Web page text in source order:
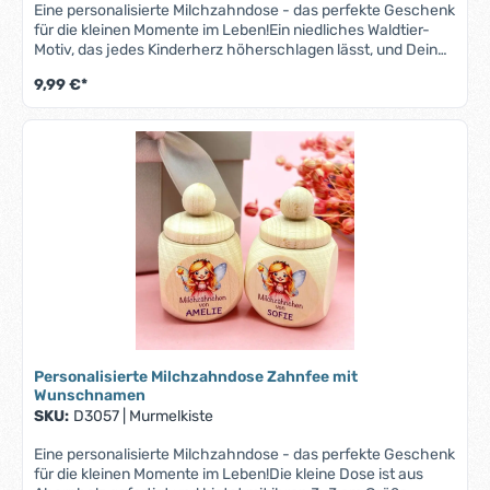
Eine personalisierte Milchzahndose - das perfekte Geschenk
für die kleinen Momente im Leben!Ein niedliches Waldtier-
Motiv, das jedes Kinderherz höherschlagen lässt, und Dein
Unikat.Die kleine Dose ist aus Ahornholz gefertigt und bietet
mit ihren 3x3 cm Größe ausreichend Platz für die wertvollen
Erinnerungstücke Deines Kindes. Der sichere
Schraubverschluss bewahrt die kleinen Schätze sicher
auf.Ob zur Taufe, zum Geburtstag oder einfach als kleine
Aufmerksamkeit – diese Milchzahndose ist eine zauberhafte
Geschenkidee, die Freude bereitet und Erinnerungen
bewahrt.Bitte beachte, dass bei längeren Namen der Druck
entsprechend kleiner ausfallen kann, um auf die Zahndose
9,99 €*
Personalisierte Milchzahndose Zahnfee mit
Wunschnamen
SKU: D3057 Murmelkiste
Eine personalisierte Milchzahndose - das perfekte Geschenk
für die kleinen Momente im Leben!Die kleine Dose ist aus